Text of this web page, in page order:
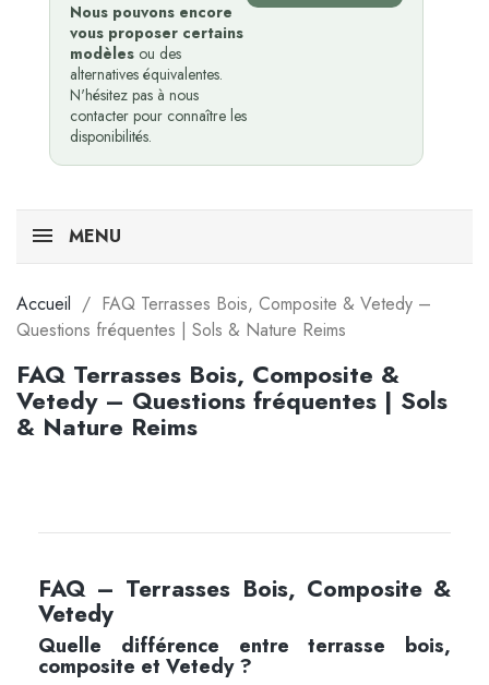
Nous pouvons encore
vous proposer certains
modèles ou des
alternatives équivalentes.
N'hésitez pas à nous
contacter pour connaître les
disponibilités.
MENU
Accueil
FAQ Terrasses Bois, Composite & Vetedy –
Questions fréquentes | Sols & Nature Reims
FAQ Terrasses Bois, Composite &
Vetedy – Questions fréquentes | Sols
& Nature Reims
FAQ – Terrasses Bois, Composite &
Vetedy
Quelle différence entre terrasse bois,
composite et Vetedy ?